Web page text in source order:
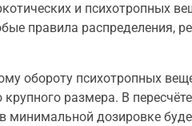
и психотропных
правила распределения,
обороту психотропных
крупного размера. В
дозировке